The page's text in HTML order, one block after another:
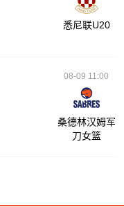
悉尼联U20
08-09 11:00
桑德林汉姆军
刀女篮